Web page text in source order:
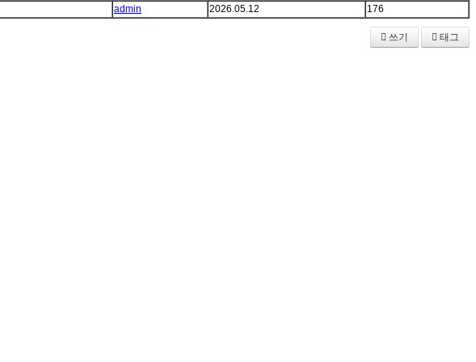
admin 2026.05.12 176
쓰기 태그